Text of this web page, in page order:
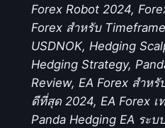
Forex Robot 2024,
Forex สำหรับ
USDNOK, Hedging
Hedging Strategy,
Review, EA Forex สำห
ดีที่สุด 2024, EA Forex
Panda Hedging EA ระ